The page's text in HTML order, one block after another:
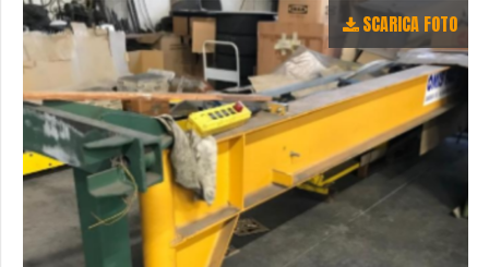
SCARICA FOTO